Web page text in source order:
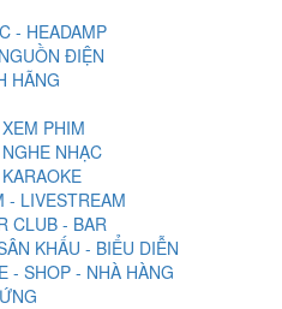
- HEADAMP
ĐIỆN
HÃNG
PHIM
NHẠC
- LIVESTREAM
CLUB - BAR
KHẤU - BIỂU DIỄN
- SHOP - NHÀ HÀNG